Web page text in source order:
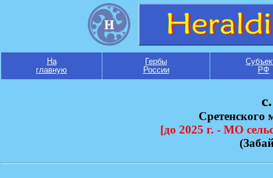
На
главную
Гербы
России
РФ
Сретенского
[до 2025 г. - МО